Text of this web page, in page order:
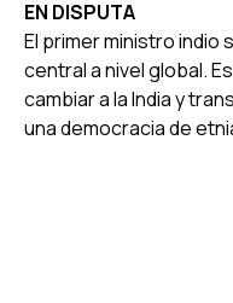
EN DISPUTA
El primer ministro indio
central a nivel global.
cambiar a la India y
una democracia de